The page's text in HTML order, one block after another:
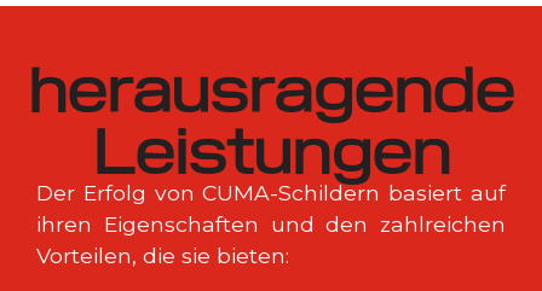
herausragende
Leistungen
Der Erfolg von CUMA-Schildern basiert auf
ihren Eigenschaften und den zahlreichen
Vorteilen, die sie bieten: